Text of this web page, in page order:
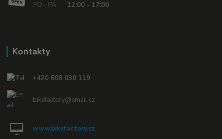
PO - PÁ
12:00 - 17:00
Kontakty
+420 608 030 119
bikefactory@email.cz
www.bikefactory.cz